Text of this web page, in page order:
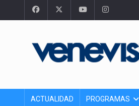
ACTUALIDAD PROGRAMAS